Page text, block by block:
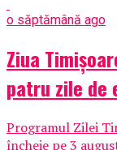
o săptămână ago
Ziua
patru zile de
Programul Zilei
încheie pe 3